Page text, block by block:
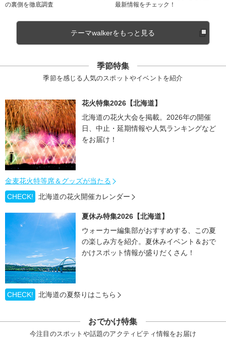
の裏側を徹底調査
最新情報をチェック！
テーマwalkerをもっと見る
季節特集
季節を感じる人気のスポットやイベントを紹介
花火特集2026【北海道】
北海道の花火大会を掲載。2026年の開催
日、中止・延期情報や人気ランキングなど
をお届け！
金麦花火特等席＆グッズが当たる
CHECK!
北海道の花火開催カレンダー
夏休み特集2026【北海道】
ウォーカー編集部がおすすめする、この夏
の楽しみ方を紹介。夏休みイベント＆おで
かけスポット情報が盛りだくさん！
CHECK! 北海道の夏祭りはこちら
おでかけ特集
今注目のスポットや話題のアクティビティ情報をお届け